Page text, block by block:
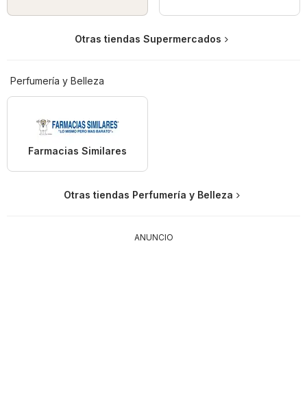
Otras tiendas Supermercados
Perfumería y Belleza
Farmacias Similares
Otras tiendas Perfumería y Belleza
ANUNCIO